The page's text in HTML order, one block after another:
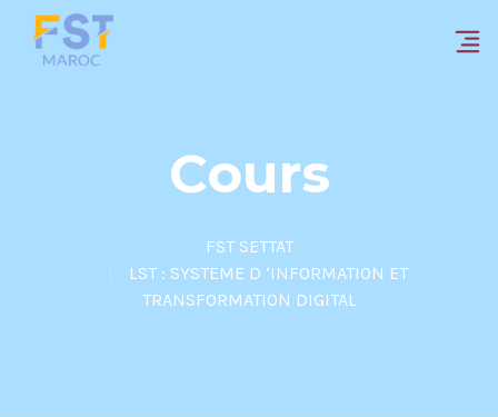
Cours
FST SETTAT
LST : SYSTEME D ‘INFORMATION ET
TRANSFORMATION DIGITAL